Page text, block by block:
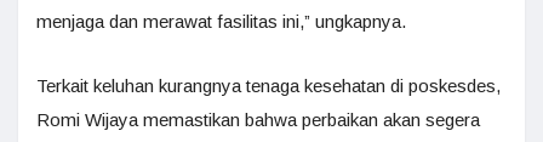
menjaga dan merawat fasilitas ini,” ungkapnya.
Terkait keluhan kurangnya tenaga kesehatan di poskesdes,
Romi Wijaya memastikan bahwa perbaikan akan segera